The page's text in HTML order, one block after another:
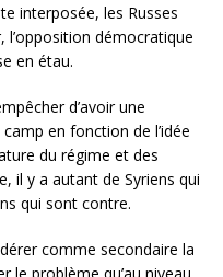
interposée, les Russes
l’opposition démocratique
en étau.
d’avoir une
en fonction de l’idée
du régime et des
il y a autant de Syriens qui
qui sont contre.
comme secondaire la